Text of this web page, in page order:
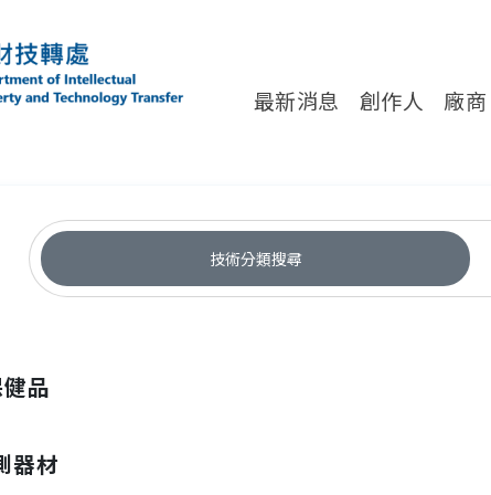
院智財技轉處對外服務網
最新消息 創作人 廠商
技術分類搜尋
品
器材